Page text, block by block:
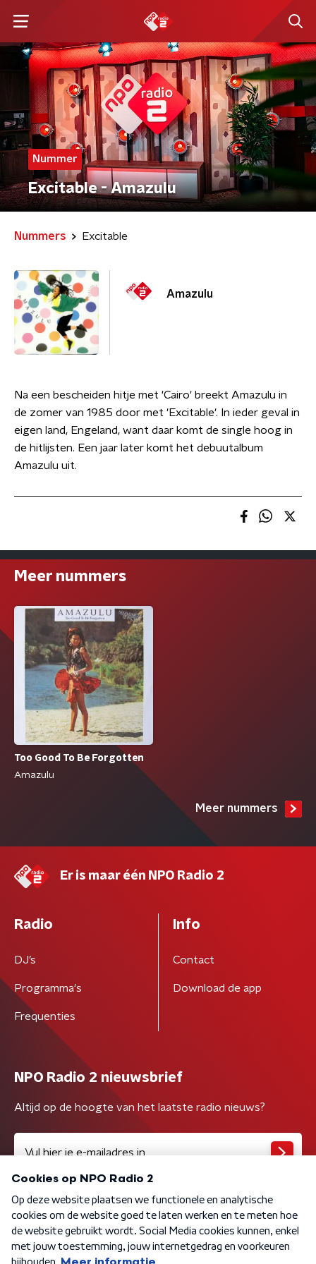
Nummer
Excitable - Amazulu
Nummers Excitable
Amazulu
Na een bescheiden hitje met 'Cairo' breekt Amazulu in
de zomer van 1985 door met 'Excitable'. In ieder geval in
eigen land, Engeland, want daar komt de single hoog in
de hitlijsten. Een jaar later komt het debuutalbum
Amazulu uit.
Meer nummers
Too Good To Be Forgotten
Amazulu
Meer nummers
Er is maar één NPO Radio 2
Radio
DJ’s
Programma's
Frequenties
Info
Contact
Download de app
NPO Radio 2 nieuwsbrief
Altijd op de hoogte van het laatste radio nieuws?
Algemene voorwaarden